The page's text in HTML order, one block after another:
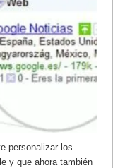
personalizar los
y que ahora también